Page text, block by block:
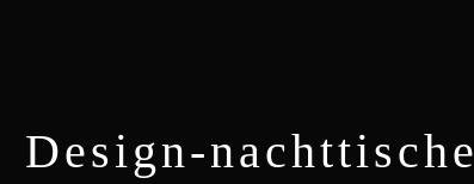
Design-nachttische